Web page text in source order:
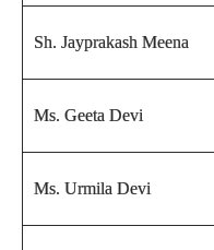
Sh. Jayprakash Meena
Ms. Geeta Devi
Ms. Urmila Devi